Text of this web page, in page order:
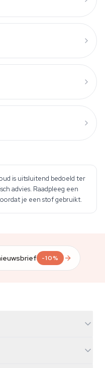
is uitsluitend bedoeld ter
advies. Raadpleeg een
je een stof gebruikt.
-10%